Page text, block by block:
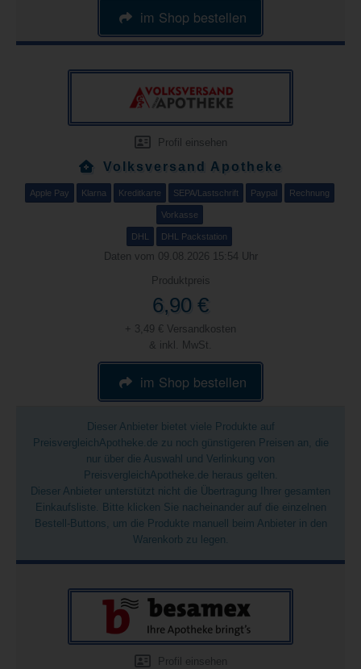
im Shop bestellen
Profil einsehen
Volksversand Apotheke
Apple Pay Klarna Kreditkarte SEPA/Lastschrift Paypal Rechnung
Vorkasse
DHL DHL Packstation
Daten vom 09.08.2026 15:54 Uhr
Produktpreis
6,90 €
+ 3,49 € Versandkosten
& inkl. MwSt.
im Shop bestellen
Dieser Anbieter bietet viele Produkte auf
PreisvergleichApotheke.de zu noch günstigeren Preisen an, die
nur über die Auswahl und Verlinkung von
PreisvergleichApotheke.de heraus gelten.
Dieser Anbieter unterstützt nicht die Übertragung Ihrer gesamten
Einkaufsliste. Bitte klicken Sie nacheinander auf die einzelnen
Bestell-Buttons, um die Produkte manuell beim Anbieter in den
Warenkorb zu legen.
Profil einsehen